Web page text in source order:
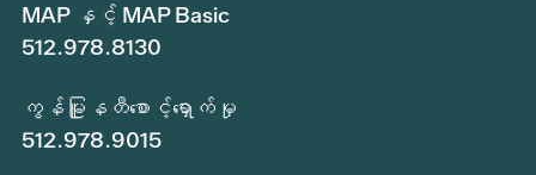
MAP နှင့် MAP Basic
512.978.8130
ကွန်မြူနတီစောင့်ရှောက်မှု
512.978.9015